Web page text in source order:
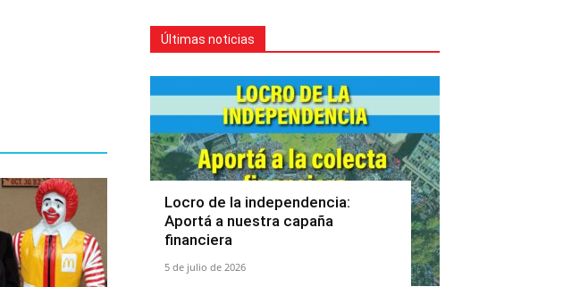
Últimas noticias
Locro de la independencia:
Aportá a nuestra capaña
financiera
5 de julio de 2026